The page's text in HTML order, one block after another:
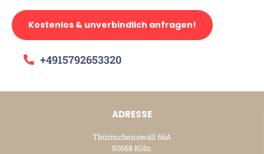
Kostenlos & unverbindlich anfragen!
+4915792653320
ADRESSE
Thürmchenswall 66A
50668 Köln